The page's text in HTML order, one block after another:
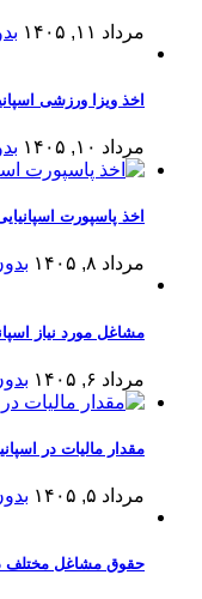
مرداد ۱۱, ۱۴۰۵
اخذ ویزا ورزشی
مرداد ۱۰, ۱۴۰۵
اخذ پاسپورت
مرداد ۸, ۱۴۰۵
مشاغل مورد نیاز
مرداد ۶, ۱۴۰۵
مقدار مالیات در اسپانیا
مرداد ۵, ۱۴۰۵
حقوق مشاغل مختلف